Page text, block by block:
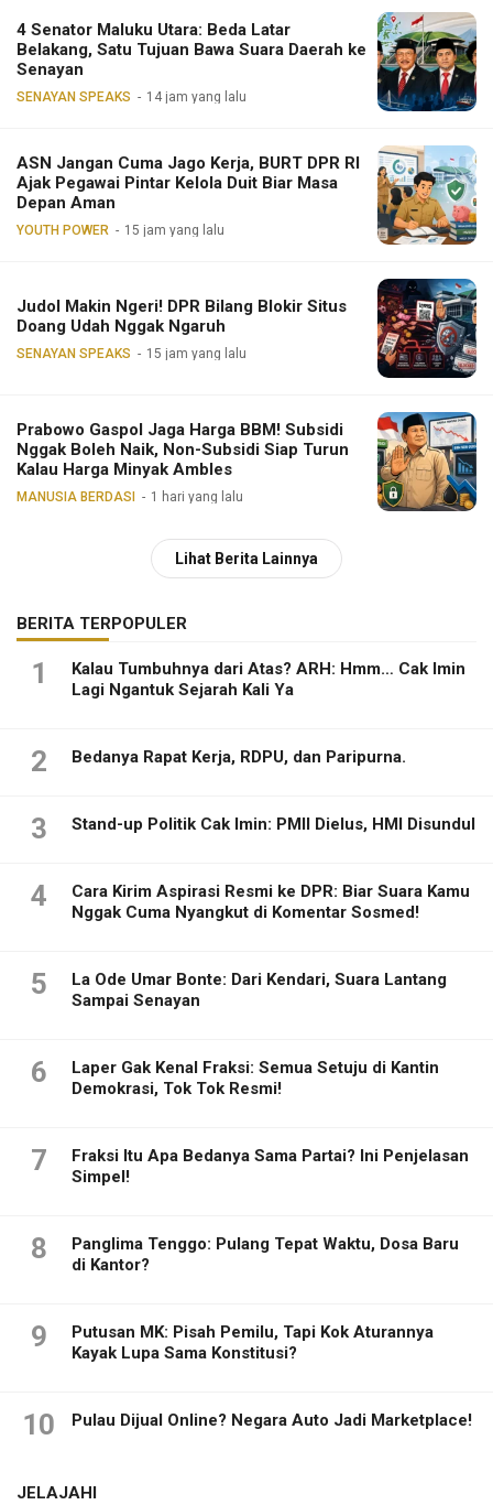
4 Senator Maluku Utara: Beda Latar
Belakang, Satu Tujuan Bawa Suara Daerah ke
Senayan
SENAYAN SPEAKS 14 jam yang lalu
ASN Jangan Cuma Jago Kerja, BURT DPR RI
Ajak Pegawai Pintar Kelola Duit Biar Masa
Depan Aman
YOUTH POWER 15 jam yang lalu
Judol Makin Ngeri! DPR Bilang Blokir Situs
Doang Udah Nggak Ngaruh
SENAYAN SPEAKS 15 jam yang lalu
Prabowo Gaspol Jaga Harga BBM! Subsidi
Nggak Boleh Naik, Non-Subsidi Siap Turun
Kalau Harga Minyak Ambles
MANUSIA BERDASI 1 hari yang lalu
Lihat Berita Lainnya
BERITA TERPOPULER
1
Kalau Tumbuhnya dari Atas? ARH: Hmm… Cak Imin
Lagi Ngantuk Sejarah Kali Ya
2 Bedanya Rapat Kerja, RDPU, dan Paripurna.
3 Stand-up Politik Cak Imin: PMII Dielus, HMI Disundul
4
Cara Kirim Aspirasi Resmi ke DPR: Biar Suara Kamu
Nggak Cuma Nyangkut di Komentar Sosmed!
5
La Ode Umar Bonte: Dari Kendari, Suara Lantang
Sampai Senayan
6
Laper Gak Kenal Fraksi: Semua Setuju di Kantin
Demokrasi, Tok Tok Resmi!
7
Fraksi Itu Apa Bedanya Sama Partai? Ini Penjelasan
Simpel!
8
Panglima Tenggo: Pulang Tepat Waktu, Dosa Baru
di Kantor?
9
Putusan MK: Pisah Pemilu, Tapi Kok Aturannya
Kayak Lupa Sama Konstitusi?
10 Pulau Dijual Online? Negara Auto Jadi Marketplace!
JELAJAHI